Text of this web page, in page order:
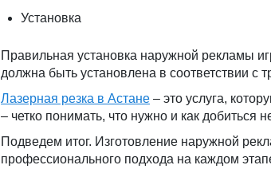
Установка
Правильная установка наружной рекламы
должна быть установлена в соответствии
Лазерная резка в Астане – это услуга,
– четко понимать, что нужно и как добиться
Подведем итог. Изготовление наружной
профессионального подхода на каждом